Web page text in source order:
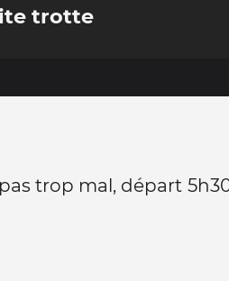
trotte
trop mal, départ